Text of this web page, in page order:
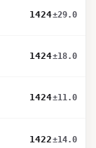
1424±29.0
1424±18.0
1424±11.0
1422±14.0